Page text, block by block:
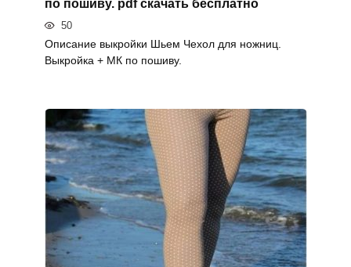
по пошиву. pdf скачать бесплатно
50
Описание выкройки Шьем Чехол для ножниц.
Выкройка + МК по пошиву.